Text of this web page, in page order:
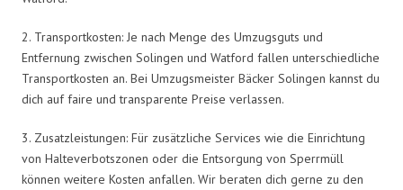
2. Transportkosten: Je nach Menge des Umzugsguts und
Entfernung zwischen Solingen und Watford fallen unterschiedliche
Transportkosten an. Bei Umzugsmeister Bäcker Solingen kannst du
dich auf faire und transparente Preise verlassen.
3. Zusatzleistungen: Für zusätzliche Services wie die Einrichtung
von Halteverbotszonen oder die Entsorgung von Sperrmüll
können weitere Kosten anfallen. Wir beraten dich gerne zu den